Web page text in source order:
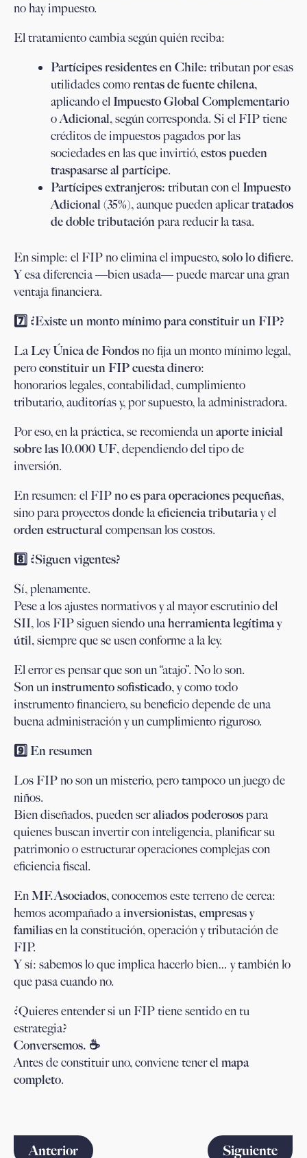
no hay impuesto.
El tratamiento cambia según quién reciba:
Partícipes residentes en Chile: tributan por esas
utilidades comorentas de fuente chilena,
aplicando el Impuesto Global Complementario
oAdicional, según corresponda. Si el FIP tiene
créditos de impuestos pagados por las
sociedades en las que invirtió,estos pueden
traspasarse al partícipe.
Partícipes extranjeros: tributan con el Impuesto
Adicional (35%), aunque pueden aplicartratados
de doble tributación para reducir la tasa.
En simple: el FIP no elimina el impuesto,solo lo difiere.
Y esa diferencia —bien usada— puede marcar una gran
ventaja financiera.
7️ ⃣ ¿Existe un monto mínimo para constituir un FIP?
LaLey Única de Fondosno fija un monto mínimo legal,
peroconstituir un FIP cuesta dinero:
honorarios legales, contabilidad, cumplimiento
tributario, auditorías y, por supuesto, la administradora.
Por eso, en la práctica, se recomienda unaporte inicial
sobre las 10.000 UF, dependiendo del tipo de
inversión.
En resumen: el FIPno es para operaciones pequeñas,
sino para proyectos donde laeficiencia tributariay el
orden estructuralcompensan los costos.
8️ ⃣ ¿Siguen vigentes?
Sí, plenamente.
Pese a los ajustes normativos y al mayor escrutinio del
SII, los FIP siguen siendo unaherramienta legítima y
útil, siempre que se usen conforme a la ley.
El error es pensar que son un “atajo”. No lo son.
Son uninstrumento sofisticado, y como todo
instrumento financiero, su beneficio depende de una
buena administración y un cumplimiento riguroso.
9️ ⃣ En resumen
Los FIP no son un misterio, pero tampoco un juego de
niños.
Bien diseñados, pueden seraliados poderosospara
quienes buscan invertir con inteligencia, planificar su
patrimonio o estructurar operaciones complejas con
eficiencia fiscal.
EnMF.Asociados, conocemos este terreno de cerca:
hemos acompañado ainversionistas, empresas y
familiasen la constitución, operación y tributación de
FIP.
Y sí: sabemos lo que implica hacerlo bien… y también lo
que pasa cuando no.
¿Quieres entender si un FIP tiene sentido en tu
estrategia?
Conversemos. ☕
Antes de constituir uno, conviene tenerel mapa
completo.
Anterior Siguiente